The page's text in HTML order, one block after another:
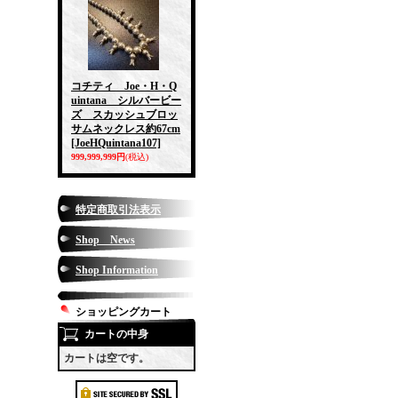
コチティ Joe・H・Q
uintana シルバービー
ズ スカッシュブロッ
サムネックレス約67cm
[JoeHQuintana107]
999,999,999円(税込)
特定商取引法表示
Shop News
Shop Information
ショッピングカート
カートの中身
カートは空です。